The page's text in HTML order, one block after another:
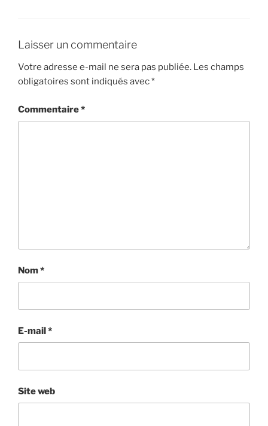
Laisser un commentaire
Votre adresse e-mail ne sera pas publiée. Les champs
obligatoires sont indiqués avec*
Commentaire*
Nom*
E-mail*
Site web